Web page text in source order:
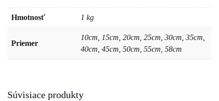
Hmotnosť 1 kg
Priemer
10cm, 15cm, 20cm, 25cm, 30cm, 35cm,
40cm, 45cm, 50cm, 55cm, 58cm
Súvisiace produkty